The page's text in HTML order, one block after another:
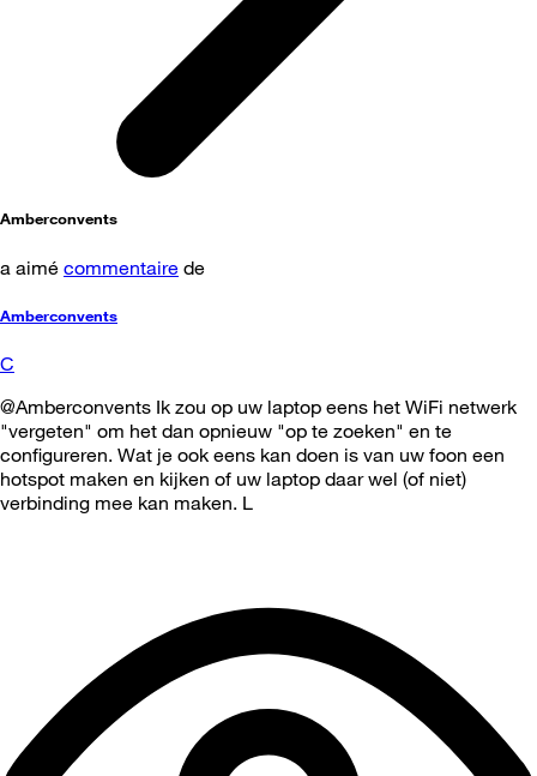
Amberconvents
a aimé commentaire de
Amberconvents
C
@Amberconvents Ik zou op uw laptop eens het WiFi netwerk
"vergeten" om het dan opnieuw "op te zoeken" en te
configureren. Wat je ook eens kan doen is van uw foon een
hotspot maken en kijken of uw laptop daar wel (of niet)
verbinding mee kan maken. L